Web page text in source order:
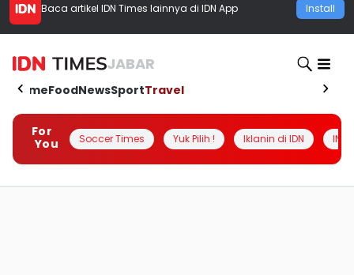
Baca artikel IDN Times lainnya di IDN App Install
JABAR
HomeFoodNewsSportTravel
For
You
Soccer Times Yuk Pilih ! Iklanin di IDN